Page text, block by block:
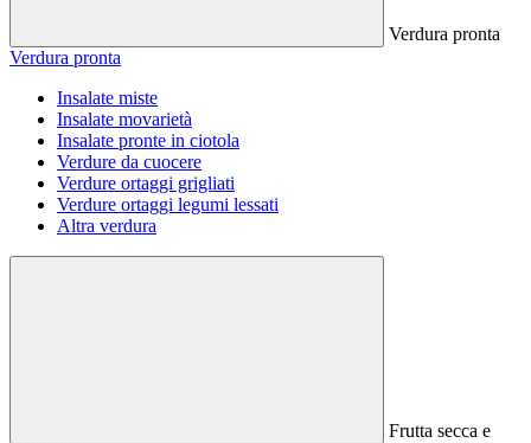
Verdura pronta
Verdura pronta
Insalate miste
Insalate movarietà
Insalate pronte in ciotola
Verdure da cuocere
Verdure ortaggi grigliati
Verdure ortaggi legumi lessati
Altra verdura
Frutta secca e